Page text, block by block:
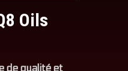
Oils
de qualité et